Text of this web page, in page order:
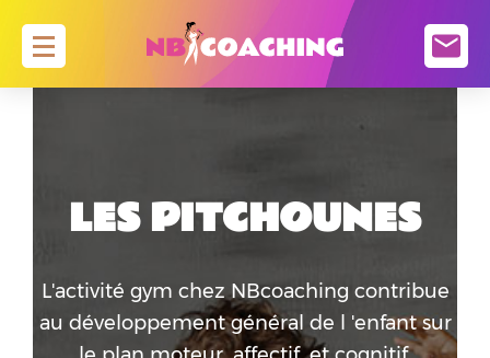
ZUMBA
PILATES
FASCIA FLOW
LES PITCHOUNES
L'activité gym chez NBcoaching contribue
au développement général de l 'enfant sur